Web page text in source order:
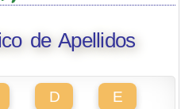
de Apellidos
D E